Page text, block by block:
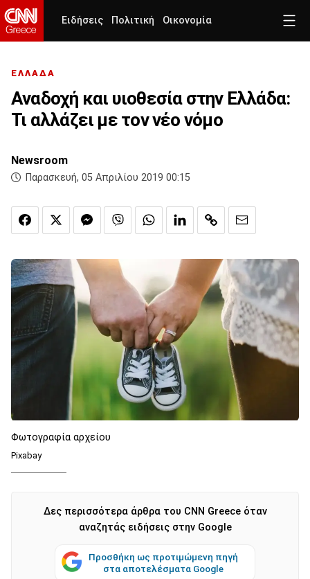
Ειδήσεις Πολιτική Οικονομία
ΕΛΛΑΔΑ
Αναδοχή και υιοθεσία στην Ελλάδα:
Τι αλλάζει με τον νέο νόμο
Newsroom
Παρασκευή, 05 Απριλίου 2019 00:15
Φωτογραφία αρχείου
Pixabay
Δες περισσότερα άρθρα του CNN Greece όταν
αναζητάς ειδήσεις στην Google
Προσθήκη ως προτιμώμενη πηγή
στα αποτελέσματα Google